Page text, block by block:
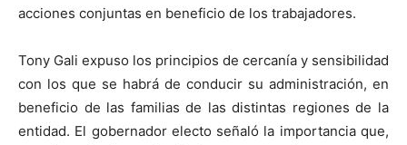
acciones conjuntas en beneficio de los trabajadores.
Tony Gali expuso los principios de cercanía y sensibilidad
con los que se habrá de conducir su administración, en
beneficio de las familias de las distintas regiones de la
entidad. El gobernador electo señaló la importancia que,